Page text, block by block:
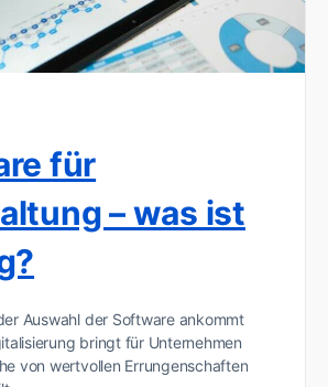
für
– was ist
Auswahl der Software ankommt
bringt für Unternehmen
von wertvollen Errungenschaften